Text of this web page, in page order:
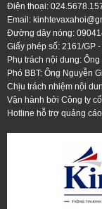
Điện thoại:
Email:
Đường dây nóng:
Giấy phép số: 2161/GP
Phụ trách nội dung:
Phó BBT: Ông Nguyễn
Chịu trách nhiệm nội
Vận hành bởi Công ty
Hotline hỗ trợ quảng